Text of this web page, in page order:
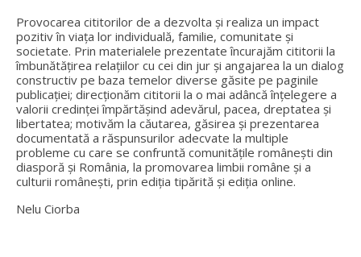
Provocarea cititorilor de a dezvolta și realiza un impact
pozitiv în viața lor individuală, familie, comunitate și
societate. Prin materialele prezentate încurajăm cititorii la
îmbunătățirea relațiilor cu cei din jur și angajarea la un dialog
constructiv pe baza temelor diverse găsite pe paginile
publicației; direcționăm cititorii la o mai adâncă înțelegere a
valorii credinței împărtășind adevărul, pacea, dreptatea și
libertatea; motivăm la căutarea, găsirea și prezentarea
documentată a răspunsurilor adecvate la multiple
probleme cu care se confruntă comunitățile românești din
diasporă și România, la promovarea limbii române și a
culturii românești, prin ediția tipărită și ediția online.
Nelu Ciorba